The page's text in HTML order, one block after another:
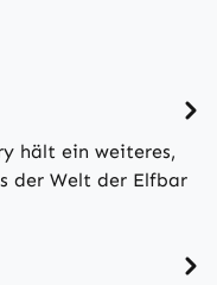
hält ein weiteres,
der Welt der Elfbar